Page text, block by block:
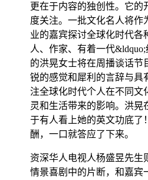
更在于内容的独创性。它的
度关注。一批文化名人将作
业的嘉宾探讨全球化时代各
人、作家、有着一代
的洪晃女士将在周播谈话节
锐的感觉和犀利的言辞与具
注全球化时代个人在不同文
灵和生活带来的影响。洪晃
于有人看上她的英文功底了
酬，一口就答应了下来。
资深华人电视人杨盛昱先生
情景喜剧中的片断，和嘉宾